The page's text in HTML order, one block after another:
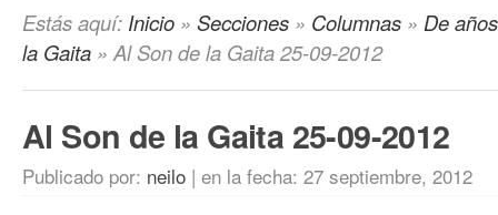
Estás aquí: Inicio » Secciones » Columnas » De
la Gaita » Al Son de la Gaita 25-09-2012
Al Son de la Gaita 25-09-2012
Publicado por: neilo | en la fecha: 27 septiembre, 2012